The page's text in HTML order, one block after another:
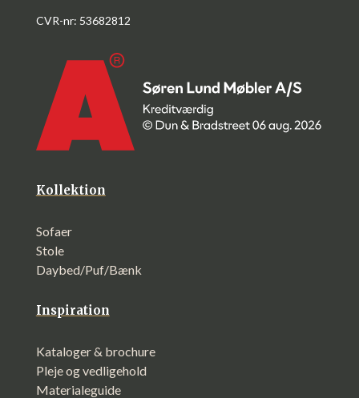
CVR-nr: 53682812
Kollektion
Sofaer
Stole
Daybed/Puf/Bænk
Inspiration
Kataloger & brochure
Pleje og vedligehold
Materialeguide